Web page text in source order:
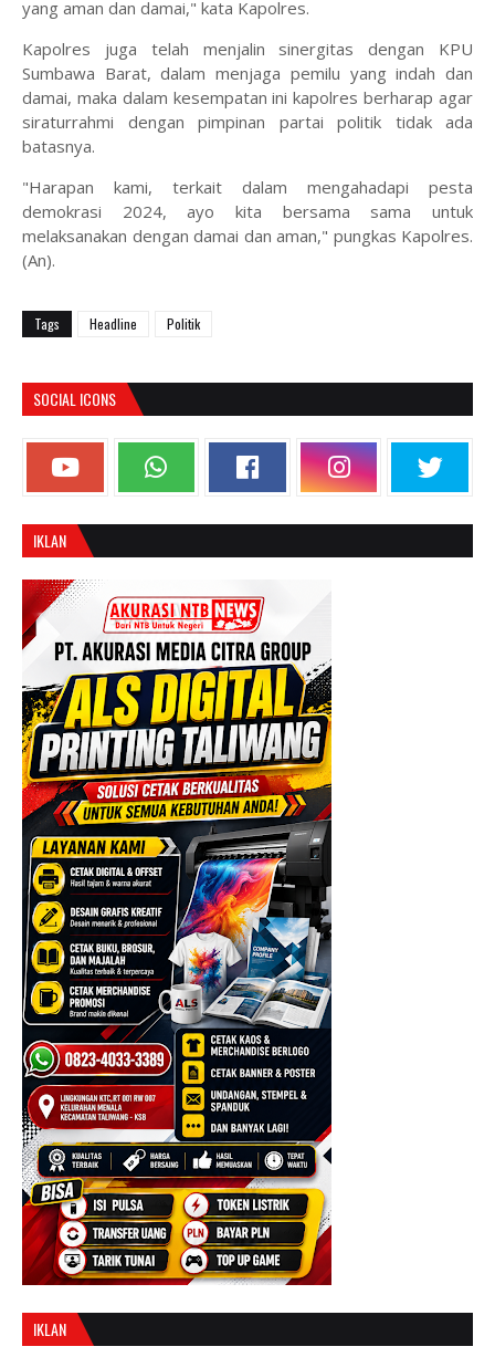
yang aman dan damai," kata Kapolres.
Kapolres juga telah menjalin sinergitas dengan KPU
Sumbawa Barat, dalam menjaga pemilu yang indah dan
damai, maka dalam kesempatan ini kapolres berharap agar
siraturrahmi dengan pimpinan partai politik tidak ada
batasnya.
"Harapan kami, terkait dalam mengahadapi pesta
demokrasi 2024, ayo kita bersama sama untuk
melaksanakan dengan damai dan aman," pungkas Kapolres.
(An).
Tags Headline Politik
SOCIAL ICONS
IKLAN
IKLAN